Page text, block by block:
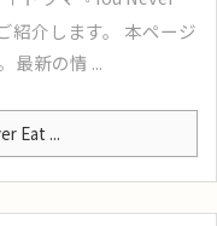
紹介します。 本ページ
最新の情 ...
Eat ...